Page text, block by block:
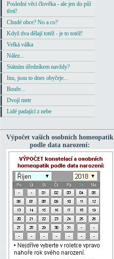
Poslední věci člověka - ale jen do půl
třetí!
Chudé obce? No a co?
Když dva dělají totéž - je to totéž!
Velká válka
Nález...
Státním úředníkem navždy?
Inu, jsou to dnes obyčeje...
Bouře...
Dvojí metr
Lidé padající z nebe
Výpočet vašich osobních homeopatik
podle data narození: